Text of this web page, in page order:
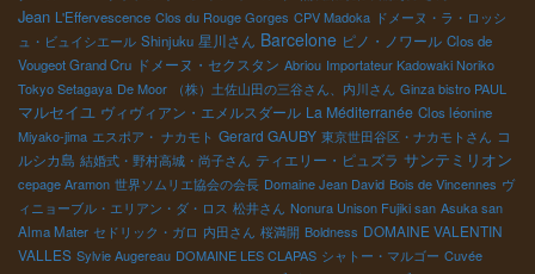
Jean L'Effervescence Clos du Rouge Gorges CPV Madoka ドメーヌ・ラ・ロッシ
ュ・ビュイシエール Shinjuku 星川さん Barcelone ピノ・ノワール Clos de
Vougeot Grand Cru ドメーヌ・セクスタン Abriou Importateur Kadowaki Noriko
Tokyo Setagaya De Moor （株）土佐山田の三谷さん、内川さん Ginza bistro PAUL
マルセイユ ヴィヴィアン・エメルスダール La Méditerranée Clos léonine
Miyako-jima エスポア・ ナカモト Gerard GAUBY 東京世田谷区・ナカモトさん コ
ルシカ島 結婚式・野村高城・尚子さん ティエリー・ピュズラ サンテミリオン
cepage Aramon 世界ソムリエ協会の会長 Domaine Jean David Bois de Vincennes ヴ
ィニョーブル・エリアン・ダ・ロス 松井さん Nonura Unison Fujiki san Asuka san
Alma Mater セドリック・ガロ 内田さん 桜満開 Boldness DOMAINE VALENTIN
VALLES Sylvie Augereau DOMAINE LES CLAPAS シャトー・マルゴー Cuvée